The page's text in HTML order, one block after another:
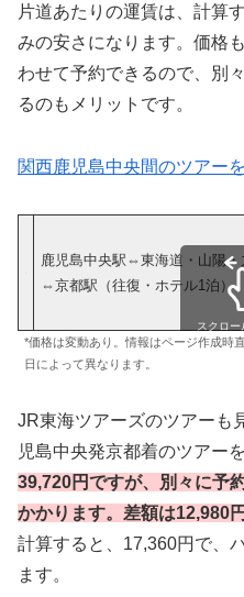
片道あたりの運賃は、計算
みの安さになります。価格
わせて予約できるので、別
るのもメリットです。
関西鹿児島中央間のツアー
鹿児島中央駅⇔東海道・山陽・
⇔京都駅（往復・ホテル1泊）
スクロー
*価格は変動あり。情報はページ作成時
日によって異なります。
JR東海ツアーズのツアーも
児島中央発京都着のツアー
39,720円ですが、別々に予
かかります。差額は12,980
計算すると、17,360円で、
ます。